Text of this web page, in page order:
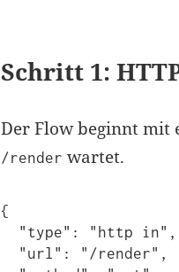
Schritt 1:
Der Flow beginnt mit
/render wartet.
{